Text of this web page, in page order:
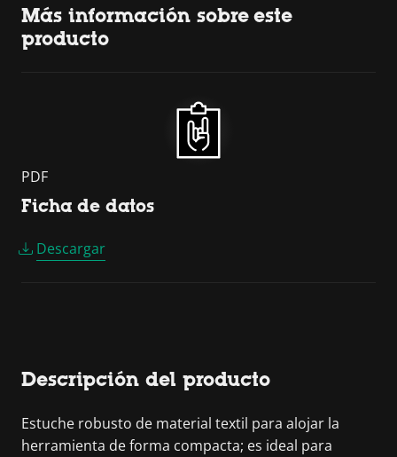
Más información sobre este
producto
PDF
Ficha de datos
Descargar
Descripción del producto
Estuche robusto de material textil para alojar la
herramienta de forma compacta; es ideal para